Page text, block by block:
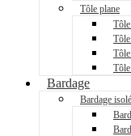
Tôle plane
Bardage
Bardage